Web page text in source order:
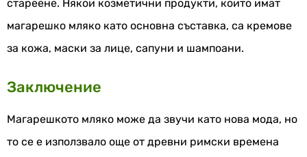
стареене. Някои козметични продукти, които имат
магарешко мляко като основна съставка, са кремове
за кожа, маски за лице, сапуни и шампоани.
Заключение
Магарешкото мляко може да звучи като нова мода, но
то се е използвало още от древни римски времена